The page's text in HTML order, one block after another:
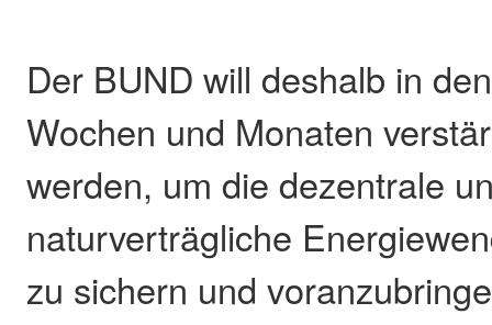
Der BUND will deshalb in
Wochen und Monaten
werden, um die dezentrale
naturverträgliche
zu sichern und